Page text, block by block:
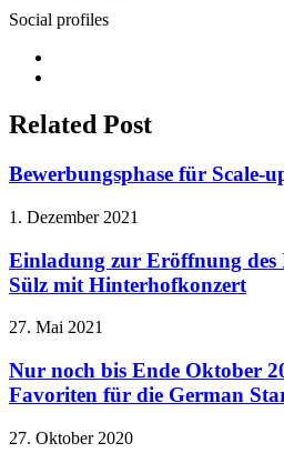
Social profiles
Related Post
Bewerbungsphase für Scale-
1. Dezember 2021
Einladung zur Eröffnung des
Sülz mit Hinterhofkonzert
27. Mai 2021
Nur noch bis Ende Oktober
Favoriten für die German
27. Oktober 2020